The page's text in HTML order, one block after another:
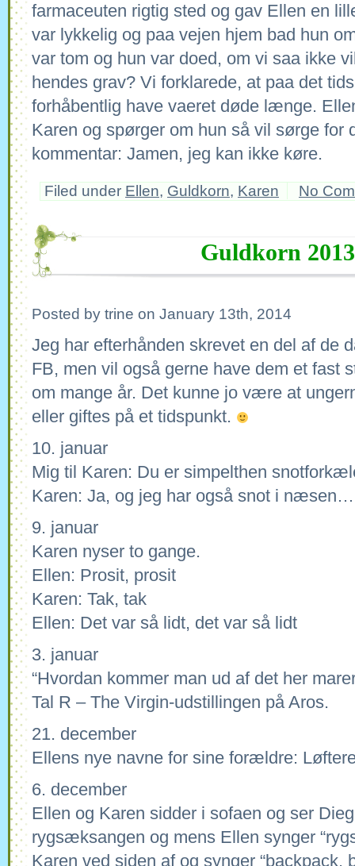
farmaceuten rigtig sted og gav Ellen en
var lykkelig og paa vejen hjem bad hun
var tom og hun var doed, om vi saa ikke
hendes grav? Vi forklarede, at paa det
forhåbentlig have vaeret døde længe.
Karen og spørger om hun så vil sørge for
kommentar: Jamen, jeg kan ikke køre.
Filed under Ellen, Guldkorn, Karen No
Guldkorn 2013
Posted by trine on January 13th, 2014
Jeg har efterhånden skrevet en del af de
FB, men vil også gerne have dem et fast
om mange år. Det kunne jo være at
eller giftes på et tidspunkt.
10. januar
Mig til Karen: Du er simpelthen
Karen: Ja, og jeg har også snot i næsen…
9. januar
Karen nyser to gange.
Ellen: Prosit, prosit
Karen: Tak, tak
Ellen: Det var så lidt, det var så lidt
3. januar
“Hvordan kommer man ud af det her
Tal R – The Virgin-udstillingen på Aros.
21. december
Ellens nye navne for sine forældre:
6. december
Ellen og Karen sidder i sofaen og ser
rygsæksangen og mens Ellen synger
Karen ved siden af og synger “backpack,